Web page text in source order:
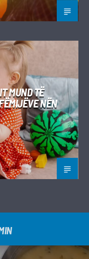
MUND TË
NËN